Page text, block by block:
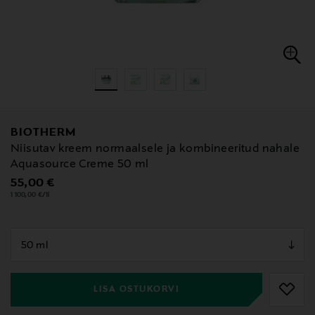
BIOTHERM
Niisutav kreem normaalsele ja kombineeritud nahale
Aquasource Creme 50 ml
Original Price
55,00 €
1 100,00 €/1l
LISA OSTUKORVI